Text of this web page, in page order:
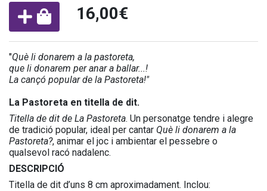
16,00€
"Què li donarem a la pastoreta,
que li donarem per anar a ballar...!
La cançó popular de la Pastoreta!"
La Pastoreta en titella de dit.
Titella de dit de La Pastoreta. Un personatge tendre i alegre
de tradició popular, ideal per cantar Què li donarem a la
Pastoreta?, animar el joc i ambientar el pessebre o
qualsevol racó nadalenc.
DESCRIPCIÓ
Titella de dit d’uns 8 cm aproximadament. Inclou: